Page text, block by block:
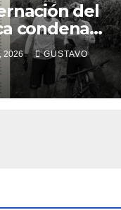
del
condena
de tres
y exige
urgentes
2026 GUSTAVO